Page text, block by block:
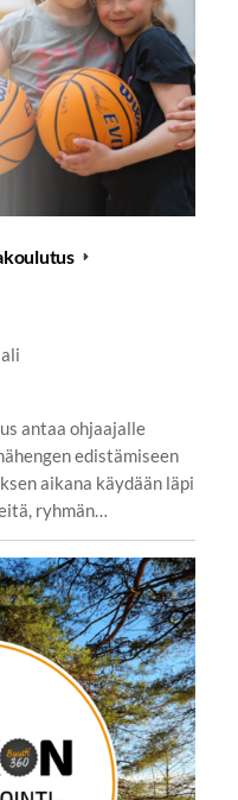
antaa ohjaajalle
edistämiseen
aikana käydään läpi
ryhmän…